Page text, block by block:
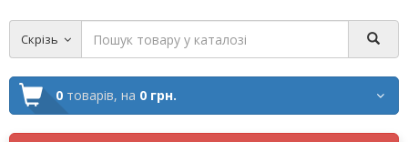
Скрізь
0 товарів, на 0 грн.